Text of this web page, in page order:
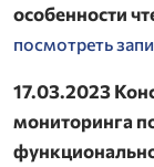
особенности
посмотреть
17.03.2023
мониторинга